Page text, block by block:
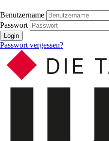
Benutzername
Passwort
Login
Passwort vergessen?